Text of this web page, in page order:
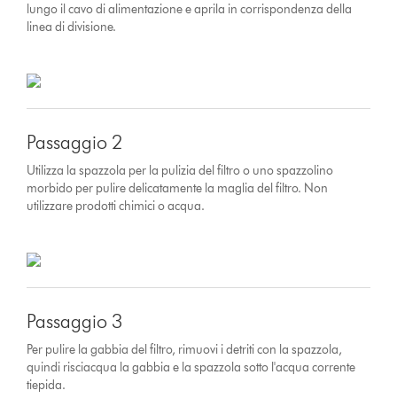
lungo il cavo di alimentazione e aprila in corrispondenza della
linea di divisione.
Passaggio 2
Utilizza la spazzola per la pulizia del filtro o uno spazzolino
morbido per pulire delicatamente la maglia del filtro. Non
utilizzare prodotti chimici o acqua.
Passaggio 3
Per pulire la gabbia del filtro, rimuovi i detriti con la spazzola,
quindi risciacqua la gabbia e la spazzola sotto l'acqua corrente
tiepida.